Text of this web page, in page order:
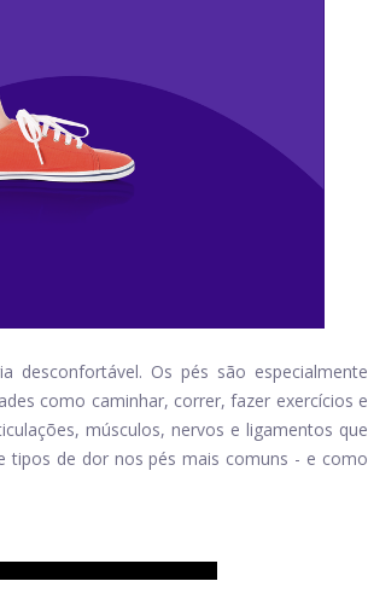
Os pés são especialmente
como caminhar, correr, fazer exercícios e
músculos, nervos e ligamentos que
tipos de dor nos pés mais comuns - e como